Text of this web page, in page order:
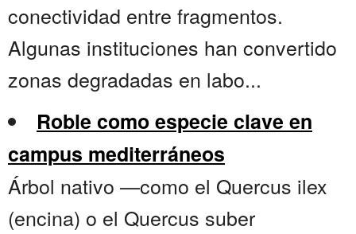
conectividad entre fragmentos.
Algunas instituciones han convertido
zonas degradadas en labo...
Roble como especie clave en
campus mediterráneos
Árbol nativo —como el Quercus ilex
(encina) o el Quercus suber